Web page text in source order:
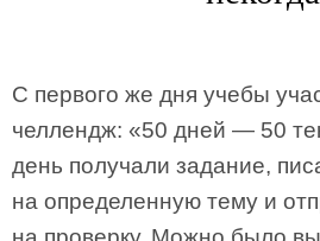
С первого же дня учебы
челлендж: «50 дней — 50
день получали задание,
на определенную тему и